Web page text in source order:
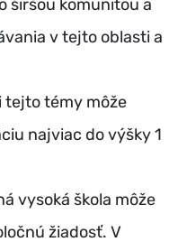
širšou komunitou a
v tejto oblasti a
tejto témy môže
najviac do výšky 1
vysoká škola môže
žiadosť. V